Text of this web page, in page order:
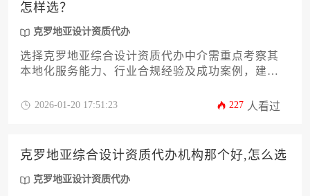
怎样选？
克罗地亚设计资质代办
选择克罗地亚综合设计资质代办中介需重点考察其
本地化服务能力、行业合规经验及成功案例，建议
作出决策。
2026-01-20 17:51:23 227 人看过
克罗地亚综合设计资质代办机构那个好,怎么选
克罗地亚设计资质代办